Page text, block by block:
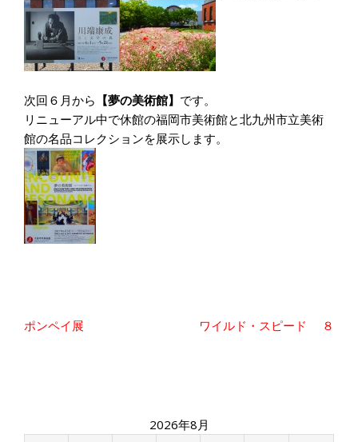
次回６月から 【夢の美術館】 です。
リニューアル中で休館の福岡市美術館と北九州市立美術
館の名品コレクションを展示します。
投
シ
ポンペイ展 ワイルド・スピード ８
2026年8月